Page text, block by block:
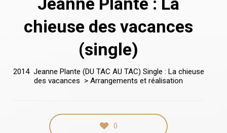
chieuse des vacances
(single)
2014 Jeanne Plante (DU TAC AU TAC) Single : La chieuse
des vacances > Arrangements et réalisation
0